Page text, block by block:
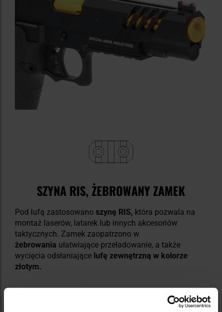
SZYNA RIS, ŻEBROWANY ZAMEK
Pod lufą zastosowano szynę RIS, która pozwala na
montaż laserów, latarek lub innych akcesoriów
taktycznych. Zamek zaopatrzono w
żebrowania ułatwiające przeładowanie, a także
wycięcia odsłaniające lufę zewnętrzną w kolorze
złotym.